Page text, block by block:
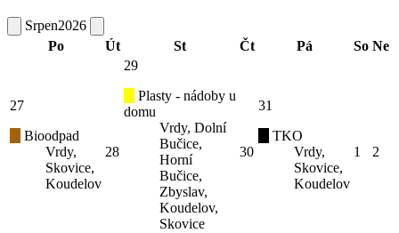
Srpen2026
Po
Út St Čt Pá So Ne
27
Bioodpad
Vrdy,
Skovice,
Koudelov
28
29
Plasty - nádoby u
domu
Vrdy, Dolní
Bučice,
Horní
Bučice,
Zbyslav,
Koudelov,
Skovice
30
31
TKO
Vrdy,
Skovice,
Koudelov
1 2